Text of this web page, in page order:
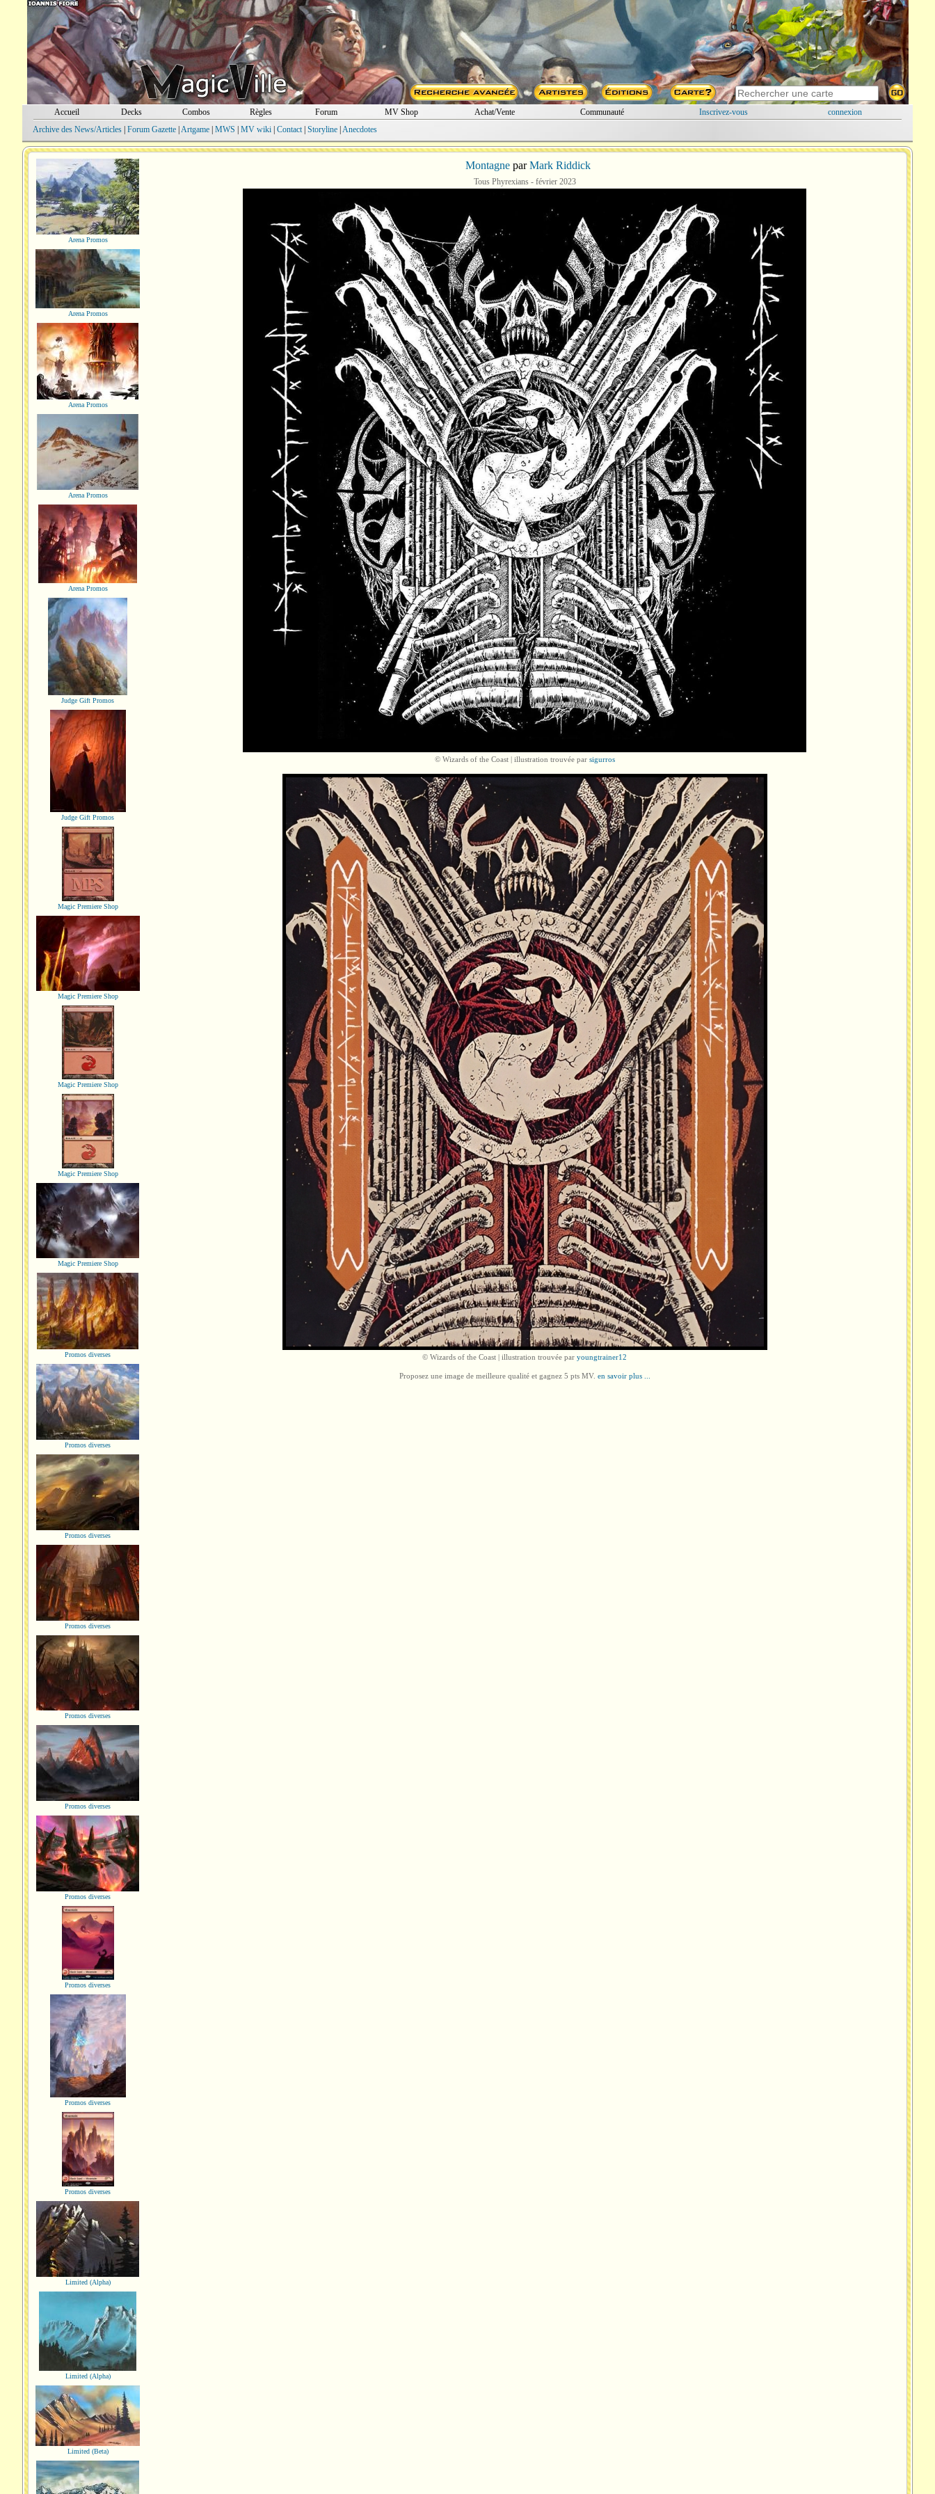
Accueil Decks Combos Règles Forum MV Shop Achat/Vente Communauté Inscrivez-vous
connexion
Archive des News/Articles| Forum Gazette| Artgame| MWS MV wiki| Contact| Storyline| Anecdotes
Arena Promos
Arena Promos
Arena Promos
Arena Promos
Arena Promos
Judge Gift Promos
Judge Gift Promos
Magic Premiere Shop
Magic Premiere Shop
Magic Premiere Shop
Magic Premiere Shop
Magic Premiere Shop
Promos diverses
Promos diverses
Promos diverses
Promos diverses
Promos diverses
Promos diverses
Promos diverses
Promos diverses
Promos diverses
Promos diverses
Limited (Alpha)
Limited (Alpha)
Limited (Beta)
Montagne parMark Riddick
Tous Phyrexians - février 2023
© Wizards of the Coast | illustration trouvée par sigurros
© Wizards of the Coast | illustration trouvée par youngtrainer12
Proposez une image de meilleure qualité et gagnez 5 pts MV. en savoir plus ...